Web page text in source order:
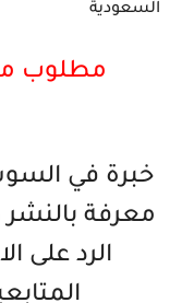
السعودية
مطلوب
خبرة في
معرفة
الرد على